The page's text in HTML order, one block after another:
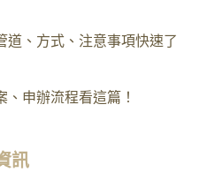
道、方式、注意事項快速了
申辦流程看這篇！
訊